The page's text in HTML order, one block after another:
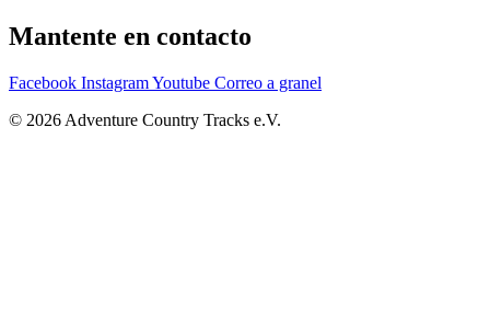
Mantente en contacto
Facebook InstagramYoutube Correo a granel
© 2026 Adventure Country Tracks e.V.